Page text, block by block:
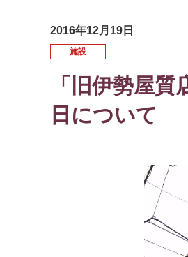
2016年12月19日
施設
「旧伊勢屋
日について